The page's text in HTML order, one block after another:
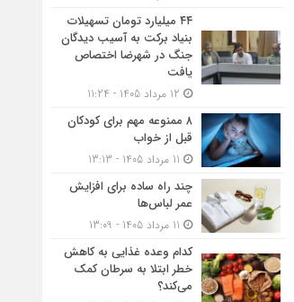
۴۴ میلیارد تومان تسهیلات
بنیاد برکت به آسیب دیدگان
جنگ در شهرضا اختصاص
یافت
۸ ممنوعه مهم برای کودکان
قبل از خواب
چند راه ساده برای افزایش
عمر لباس‌ها
کدام وعده غذایی به کاهش
خطر ابتلا به سرطان کمک
می‌کند؟